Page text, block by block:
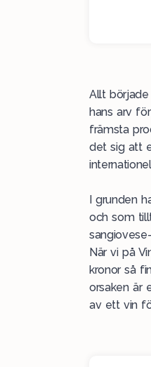
Allt
hans arv
främsta
det sig att
I grunden
och som
När vi på
kronor så
orsaken är
av ett vin